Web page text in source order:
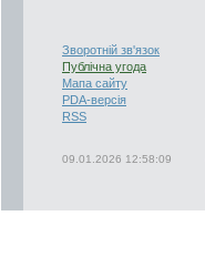
Зворотній зв'язок
Публічна угода
Мапа сайту
PDA-версія
RSS
09.01.2026 12:58:09